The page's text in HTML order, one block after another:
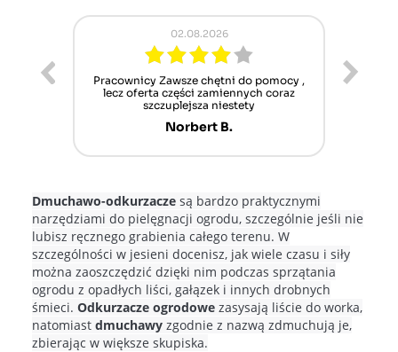
02.08.2026
Pracownicy Zawsze chętni do pomocy ,
lecz oferta części zamiennych coraz
szczuplejsza niestety
Norbert B.
Dmuchawo-odkurzacze są bardzo praktycznymi
narzędziami do pielęgnacji ogrodu, szczególnie jeśli nie
lubisz ręcznego grabienia całego terenu. W
szczególności w jesieni docenisz, jak wiele czasu i siły
można zaoszczędzić dzięki nim podczas sprzątania
ogrodu z opadłych liści, gałązek i innych drobnych
śmieci. Odkurzacze ogrodowe zasysają liście do worka,
natomiast dmuchawy zgodnie z nazwą zdmuchują je,
zbierając w większe skupiska.